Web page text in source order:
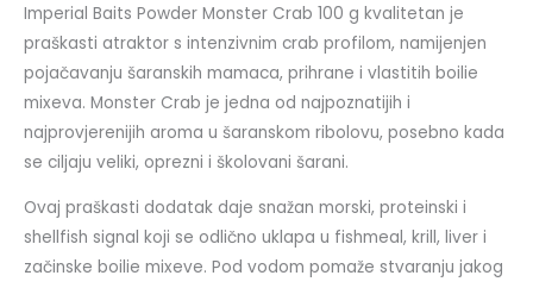
Imperial Baits Powder Monster Crab 100 g kvalitetan je
praškasti atraktor s intenzivnim crab profilom, namijenjen
pojačavanju šaranskih mamaca, prihrane i vlastitih boilie
mixeva. Monster Crab je jedna od najpoznatijih i
najprovjerenijih aroma u šaranskom ribolovu, posebno kada
se ciljaju veliki, oprezni i školovani šarani.
Ovaj praškasti dodatak daje snažan morski, proteinski i
shellfish signal koji se odlično uklapa u fishmeal, krill, liver i
začinske boilie mixeve. Pod vodom pomaže stvaranju jakog